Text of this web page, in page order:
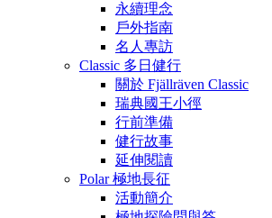
永續理念
戶外指南
名人專訪
Classic 多日健行
關於 Fjällräven Classic
瑞典國王小徑
行前準備
健行故事
延伸閱讀
Polar 極地長征
活動簡介